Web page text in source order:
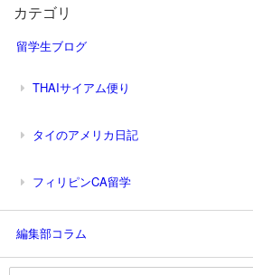
カテゴリ
留学生ブログ
THAIサイアム便り
タイのアメリカ日記
フィリピンCA留学
編集部コラム